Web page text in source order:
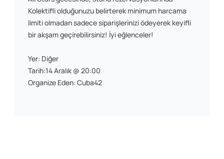
Kolektifli olduğunuzu belirterek minimum harcama
limiti olmadan sadece siparişlerinizi ödeyerek keyifli
bir akşam geçirebilirsiniz! İyi eğlenceler!
Yer: Diğer
Tarih:14 Aralık @ 20:00
Organize Eden: Cuba42